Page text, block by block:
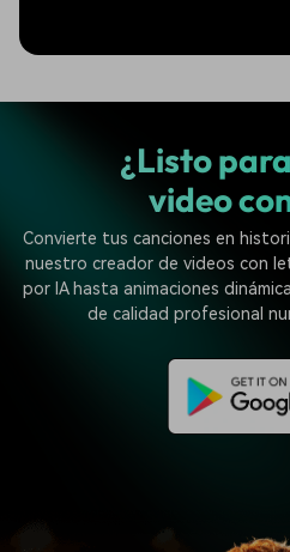
¿Listo
video
Convierte tus canciones en
nuestro creador de videos con
por IA hasta animaciones
de calidad profesional